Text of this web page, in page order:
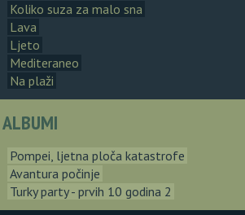
Koliko suza za malo sna
Lava
Ljeto
Mediteraneo
Na plaži
ALBUMI
Pompei, ljetna ploča katastrofe
Avantura počinje
Turky party - prvih 10 godina 2